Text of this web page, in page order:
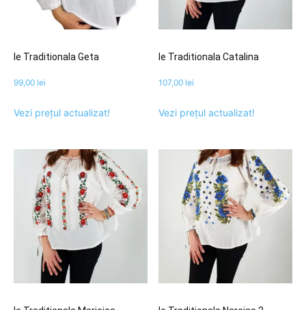
Ie Traditionala Geta
99,00 lei
Vezi prețul actualizat!
Ie Traditionala Catalina
107,00 lei
Vezi prețul actualizat!